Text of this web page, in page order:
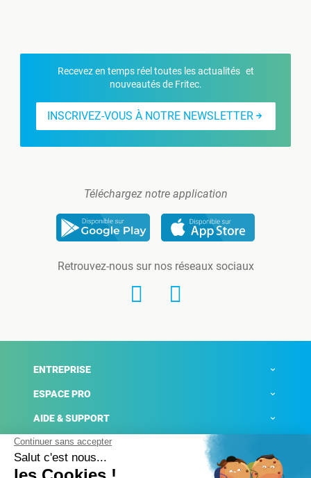
Recevez en temps réel toutes les actualités et
nouveautés de Fritec.
INSCRIVEZ-VOUS À NOTRE NEWSLETTER
Téléchargez notre application
Retrouvez-nous sur nos réseaux sociaux
ENTREPRISE
ESPACE PRO
AIDE & SUPPORT
ACTUALITÉS